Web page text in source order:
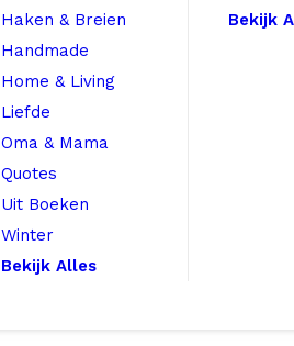
Haken & Breien
Handmade
Home & Living
Liefde
Oma & Mama
Quotes
Uit Boeken
Winter
Bekijk Alles
Bekijk